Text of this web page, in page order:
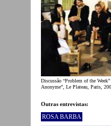
Discussão “Problem of the
Anonyme”, Le Plateau, Paris,
Outras entrevistas:
ROSA BARBA